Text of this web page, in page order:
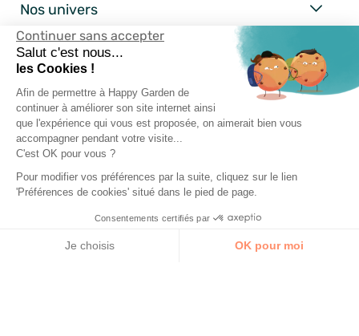
Continuer sans accepter
Salut c'est nous...
les Cookies !
Afin de permettre à Happy Garden de
continuer à améliorer son site internet ainsi
que l'expérience qui vous est proposée, on aimerait bien vous
accompagner pendant votre visite...
C'est OK pour vous ?
Pour modifier vos préférences par la suite, cliquez sur le lien
'Préférences de cookies' situé dans le pied de page.
Consentements certifiés par
Je choisis OK pour moi
Nos univers
Happy Garden
Nos services
Suivez-nous